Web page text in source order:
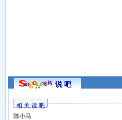
说 吧
相 关 说 吧
陈小马